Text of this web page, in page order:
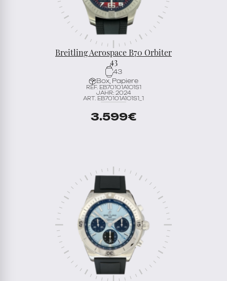
Breitling Aerospace B70 Orbiter
43
43
Box, Papiere
REF. EB70101A1O1S1
JAHR: 2024
ART. EB70101A1O1S1_1
3.599€